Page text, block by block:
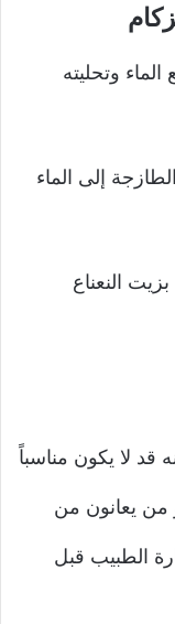
وتحليته
إلى الماء
النعناع
قد لا يكون مناسباً
من يعانون من
الطبيب قبل